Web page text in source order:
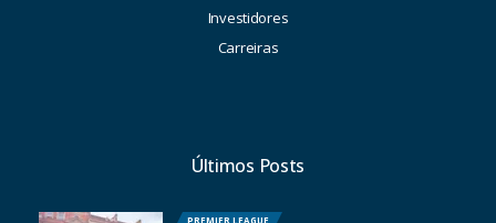
Investidores
Carreiras
Últimos Posts
PREMIER LEAGUE